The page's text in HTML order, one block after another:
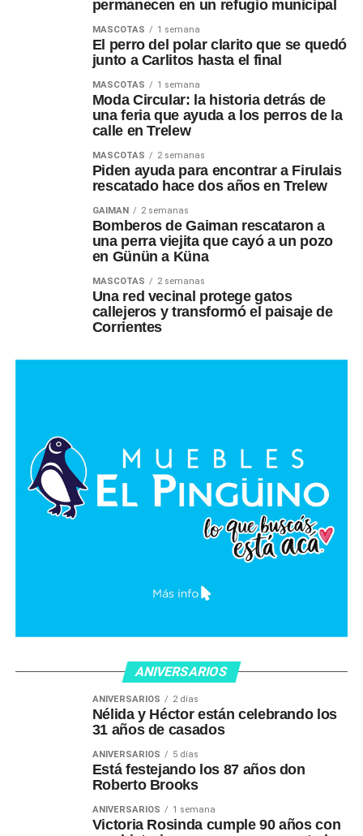
permanecen en un refugio municipal
MASCOTAS 1 semana
El perro del polar clarito que se quedó
junto a Carlitos hasta el final
MASCOTAS 1 semana
Moda Circular: la historia detrás de
una feria que ayuda a los perros de la
calle en Trelew
MASCOTAS 2 semanas
Piden ayuda para encontrar a Firulais
rescatado hace dos años en Trelew
GAIMAN 2 semanas
Bomberos de Gaiman rescataron a
una perra viejita que cayó a un pozo
en Günün a Küna
MASCOTAS 2 semanas
Una red vecinal protege gatos
callejeros y transformó el paisaje de
Corrientes
ANIVERSARIOS
ANIVERSARIOS 2 días
Nélida y Héctor están celebrando los
31 años de casados
ANIVERSARIOS 5 días
Está festejando los 87 años don
Roberto Brooks
ANIVERSARIOS 1 semana
Victoria Rosinda cumple 90 años con